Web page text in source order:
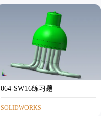
064-SW16练习题
SOLIDWORKS